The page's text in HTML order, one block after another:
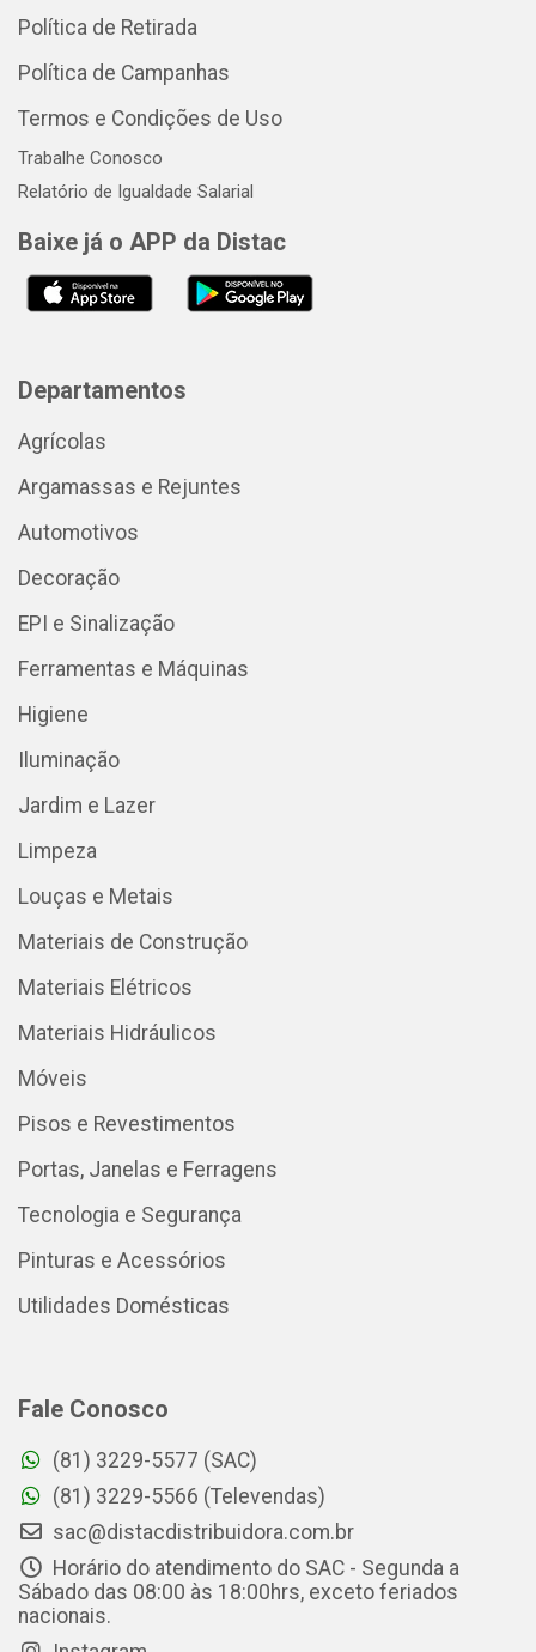
Política de Retirada
Política de Campanhas
Termos e Condições de Uso
Trabalhe Conosco
Relatório de Igualdade Salarial
Baixe já o APP da Distac
Departamentos
Agrícolas
Argamassas e Rejuntes
Automotivos
Decoração
EPI e Sinalização
Ferramentas e Máquinas
Higiene
Iluminação
Jardim e Lazer
Limpeza
Louças e Metais
Materiais de Construção
Materiais Elétricos
Materiais Hidráulicos
Móveis
Pisos e Revestimentos
Portas, Janelas e Ferragens
Tecnologia e Segurança
Pinturas e Acessórios
Utilidades Domésticas
Fale Conosco
(81) 3229-5577 (SAC)
(81) 3229-5566 (Televendas)
sac@distacdistribuidora.com.br
Horário do atendimento do SAC - Segunda a
Sábado das 08:00 às 18:00hrs, exceto feriados
nacionais.